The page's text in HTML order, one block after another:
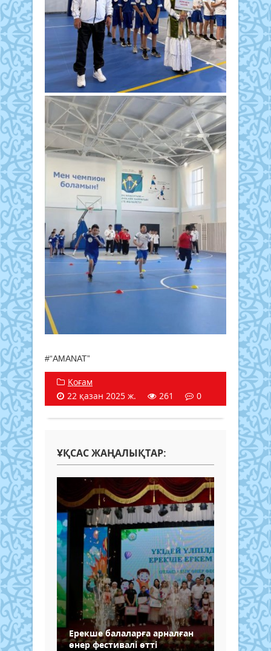
#“AMANAT”
Қоғам
22 қазан 2025 ж.
261 0
ҰҚСАС ЖАҢАЛЫҚТАР:
Ерекше балаларға арналған
өнер фестивалі өтті